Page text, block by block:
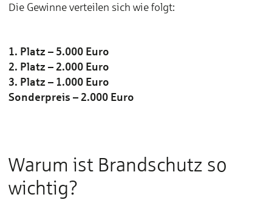
Die Gewinne verteilen sich wie folgt:
1. Platz – 5.000 Euro
2. Platz – 2.000 Euro
3. Platz – 1.000 Euro
Sonderpreis – 2.000 Euro
Warum ist Brandschutz so
wichtig?